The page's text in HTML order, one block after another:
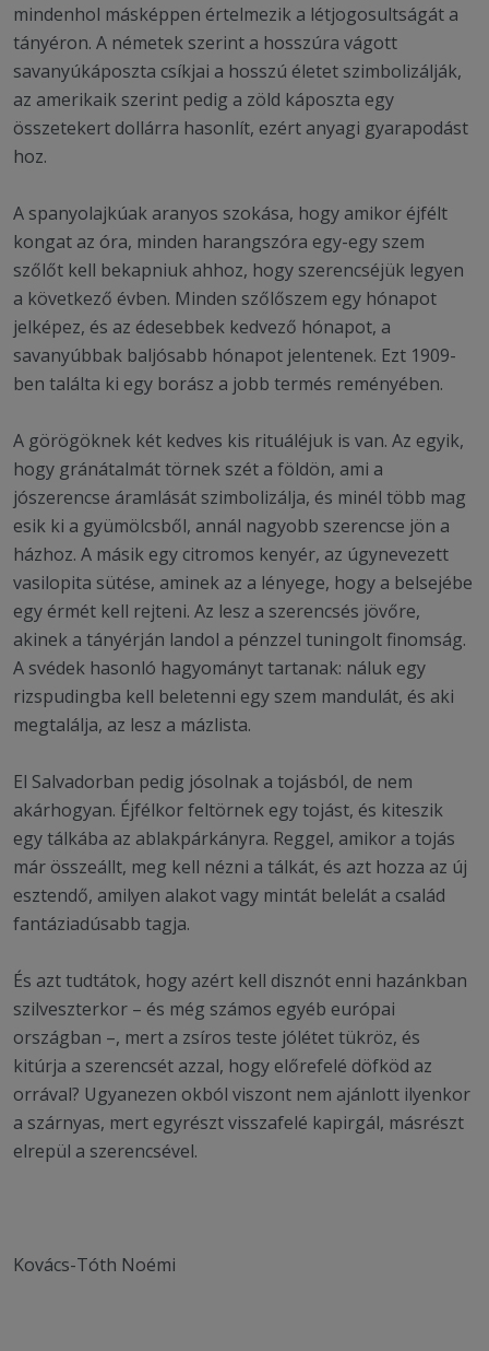
mindenhol másképpen értelmezik a létjogosultságát a
tányéron. A németek szerint a hosszúra vágott
savanyúkáposzta csíkjai a hosszú életet szimbolizálják,
az amerikaik szerint pedig a zöld káposzta egy
összetekert dollárra hasonlít, ezért anyagi gyarapodást
hoz.
A spanyolajkúak aranyos szokása, hogy amikor éjfélt
kongat az óra, minden harangszóra egy-egy szem
szőlőt kell bekapniuk ahhoz, hogy szerencséjük legyen
a következő évben. Minden szőlőszem egy hónapot
jelképez, és az édesebbek kedvező hónapot, a
savanyúbbak baljósabb hónapot jelentenek. Ezt 1909-
ben találta ki egy borász a jobb termés reményében.
A görögöknek két kedves kis rituáléjuk is van. Az egyik,
hogy gránátalmát törnek szét a földön, ami a
jószerencse áramlását szimbolizálja, és minél több mag
esik ki a gyümölcsből, annál nagyobb szerencse jön a
házhoz. A másik egy citromos kenyér, az úgynevezett
vasilopita sütése, aminek az a lényege, hogy a belsejébe
egy érmét kell rejteni. Az lesz a szerencsés jövőre,
akinek a tányérján landol a pénzzel tuningolt finomság.
A svédek hasonló hagyományt tartanak: náluk egy
rizspudingba kell beletenni egy szem mandulát, és aki
megtalálja, az lesz a mázlista.
El Salvadorban pedig jósolnak a tojásból, de nem
akárhogyan. Éjfélkor feltörnek egy tojást, és kiteszik
egy tálkába az ablakpárkányra. Reggel, amikor a tojás
már összeállt, meg kell nézni a tálkát, és azt hozza az új
esztendő, amilyen alakot vagy mintát belelát a család
fantáziadúsabb tagja.
És azt tudtátok, hogy azért kell disznót enni hazánkban
szilveszterkor – és még számos egyéb európai
országban –, mert a zsíros teste jólétet tükröz, és
kitúrja a szerencsét azzal, hogy előrefelé döfköd az
orrával? Ugyanezen okból viszont nem ajánlott ilyenkor
a szárnyas, mert egyrészt visszafelé kapirgál, másrészt
elrepül a szerencsével.
Kovács-Tóth Noémi